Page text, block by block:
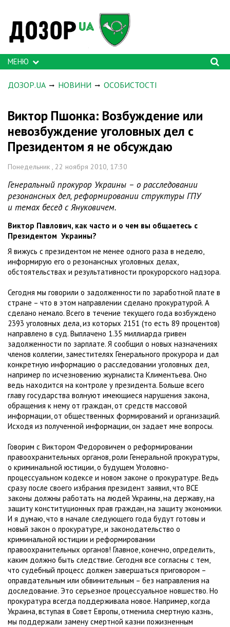
МЕНЮ
ДОЗОР.UA НОВИНИ ОСОБИСТОСТІ
Виктор Пшонка: Возбуждение или
невозбуждение уголовных дел с
Президентом я не обсуждаю
Понедельник , 22 ноября 2010, 17:30
Генеральный прокурор Украины – о расследовании
резонансных дел, реформировании структуры ГПУ
и темах бесед с Януковичем.
Виктор Павлович, как часто и о чем вы общаетесь с
Президентом Украины?
Я вижусь с президентом не менее одного раза в неделю,
информирую его о резонансных уголовных делах,
обстоятельствах и результативности прокурорского надзора.
Сегодня мы говорили о задолженности по заработной плате в
стране – что в этом направлении сделано прокуратурой. А
сделано немало. Всего в течение текущего года возбуждено
2393 уголовных дела, из которых 2151 (то есть 89 процентов)
направлено в суд. Выплачено 1.35 миллиарда гривен
задолженности по зарплате. Я сообщил о новых назначениях
членов коллегии, заместителях Генерального прокурора и дал
конкретную информацию о расследовании уголовных дел,
например по исчезновению журналиста Климентьева. Оно
ведь находится на контроле у президента. Больше всего
главу государства волнуют имеющиеся нарушения закона,
обращения к нему от граждан, от средств массовой
информации, от общественных формирований и организаций.
Исходя из полученной информации, он задает мне вопросы.
Говорим с Виктором Федоровичем о реформировании
правоохранительных органов, роли Генеральной прокуратуры,
о криминальной юстиции, о будущем Уголовно-
процессуальном кодексе и новом законе о прокуратуре. Ведь
сразу после своего избрания президент заявил, что ВСЕ
законы должны работать на людей Украины, на державу, на
защиту конституционных прав граждан, на защиту экономики.
И я думаю, что в начале следующего года будут готовы и
новый закон о прокуратуре, и законодательство о
криминальной юстиции и реформировании
правоохранительных органов! Главное, конечно, определить,
каким должно быть следствие. Сегодня все согласны с тем,
что судебный процесс должен завершаться приговором –
оправдательным или обвинительным – без направления на
доследование. Это серьезное процессуальное новшество. Но
прокуратура всегда поддерживала новое. Например, когда
Украина, вступая в Совет Европы, отменила смертную казнь,
мы поддержали замену смертной казни пожизненным